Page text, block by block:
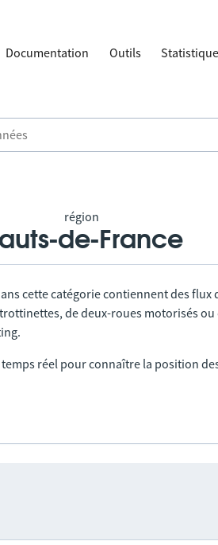
Documentation Outils
région
de-France
cette catégorie contiennent des flux
de deux-roues motorisés
réel pour connaître la position